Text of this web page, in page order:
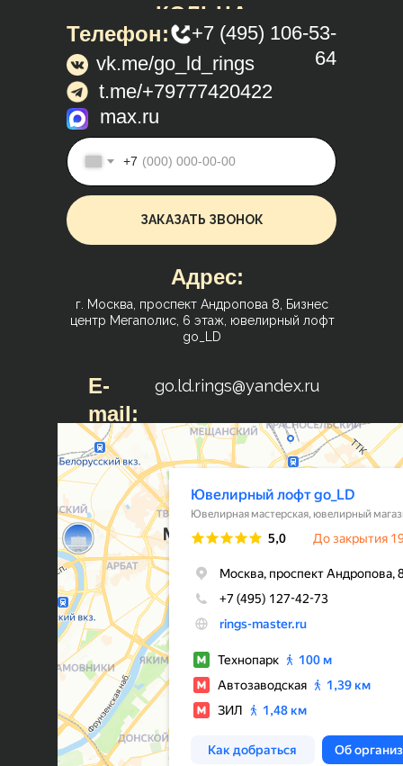
КОЛЬЦА
Телефон:
+7 (495) 106-53-
64
vk.me/go_ld_rings
Адрес:
г. Москва, проспект Андропова 8, Бизнес
центр Мегаполис, 6 этаж, ювелирный лофт
go_LD
E-
mail:
go.ld.rings@yandex.ru
t.me/+79777420422
max.ru
+7
ЗАКАЗАТЬ ЗВОНОК